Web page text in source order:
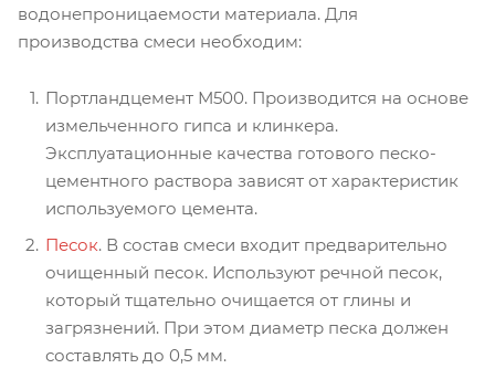
водонепроницаемости материала. Для
производства смеси необходим:
Портландцемент М500. Производится на основе
измельченного гипса и клинкера.
Эксплуатационные качества готового песко-
цементного раствора зависят от характеристик
используемого цемента.
Песок. В состав смеси входит предварительно
очищенный песок. Используют речной песок,
который тщательно очищается от глины и
загрязнений. При этом диаметр песка должен
составлять до 0,5 мм.